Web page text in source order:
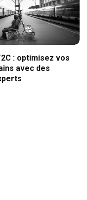
: optimisez vos
avec des